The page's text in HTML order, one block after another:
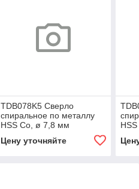
TDB078K5 Сверло
спиральное по металлу
HSS Co, ø 7,8 мм
Цену уточняйте